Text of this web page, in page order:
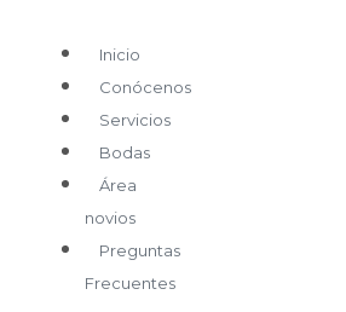
Inicio
Conócenos
Servicios
Bodas
Área
novios
Preguntas
Frecuentes